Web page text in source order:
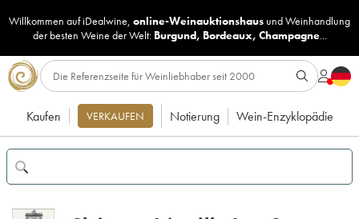
Willkommen auf iDealwine, online-Weinauktionshaus undWeinhandlung
der besten Weine der Welt: Burgund, Bordeaux, Champagne...
Kaufen VERKAUFEN Notierung Wein-Enzyklopädie